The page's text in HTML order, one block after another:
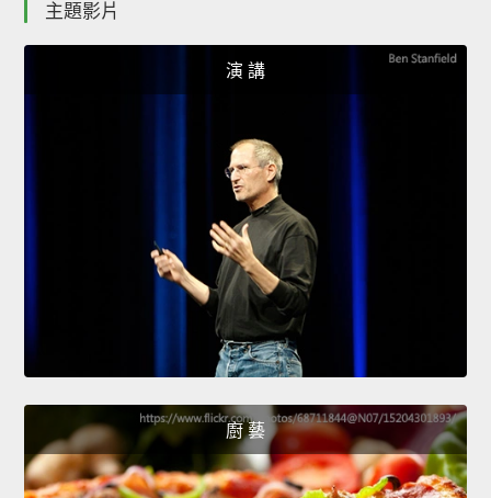
主題影片
演 講
廚 藝